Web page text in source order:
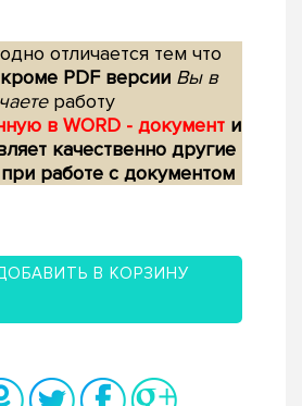
отличается тем что
кроме PDF версии Вы в
работу
в WORD - документ и
качественно другие
работе с документом
В КОРЗИНУ